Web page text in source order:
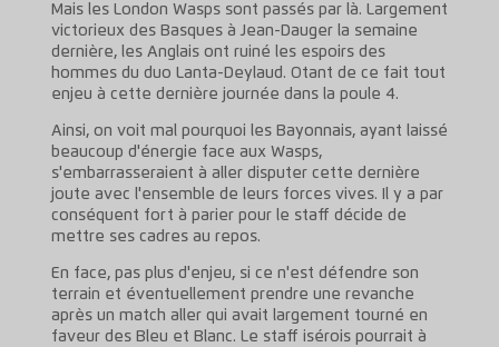
Mais les London Wasps sont passés par là. Largement
victorieux des Basques à Jean-Dauger la semaine
dernière, les Anglais ont ruiné les espoirs des
hommes du duo Lanta-Deylaud. Otant de ce fait tout
enjeu à cette dernière journée dans la poule 4.
Ainsi, on voit mal pourquoi les Bayonnais, ayant laissé
beaucoup d'énergie face aux Wasps,
s'embarrasseraient à aller disputer cette dernière
joute avec l'ensemble de leurs forces vives. Il y a par
conséquent fort à parier pour le staff décide de
mettre ses cadres au repos.
En face, pas plus d'enjeu, si ce n'est défendre son
terrain et éventuellement prendre une revanche
après un match aller qui avait largement tourné en
faveur des Bleu et Blanc. Le staff isérois pourrait à